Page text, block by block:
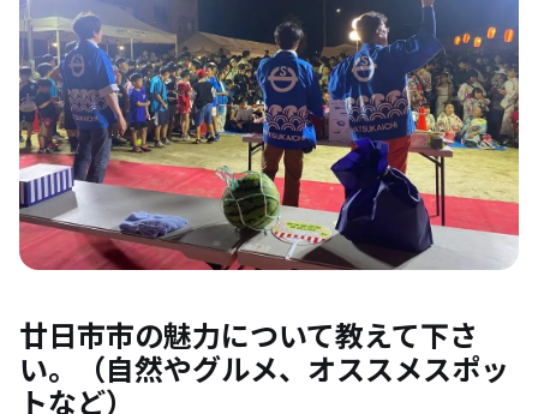
廿日市市の魅力について教えて下さ
い。（自然やグルメ、オススメスポッ
トなど）